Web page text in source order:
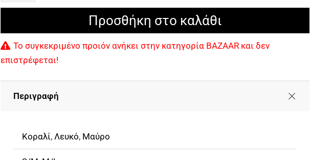
Πλεκτό
Τοπ
ποσότητα
Προσθήκη στο καλάθι
Το συγκεκριμένο προιόν ανήκει στην κατηγορία BAZAAR και δεν
επιστρέφεται!
Περιγραφή
Κοραλί, Λευκό, Μαύρο